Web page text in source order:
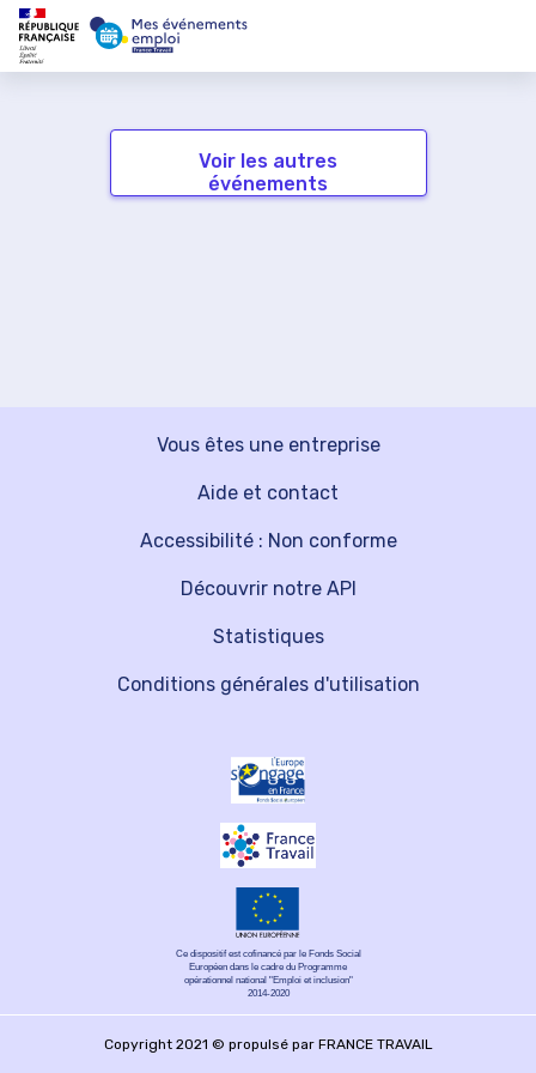
Voir les autres
événements
Vous êtes une entreprise
Découvrir notre API
Aide et contact
Statistiques
Accessibilité : Non conforme
Conditions générales d'utilisation
Ce dispositif est cofinancé par le Fonds Social
Européen dans le cadre du Programme
opérationnel national "Emploi et inclusion"
2014-2020
Copyright 2021 © propulsé par FRANCE TRAVAIL